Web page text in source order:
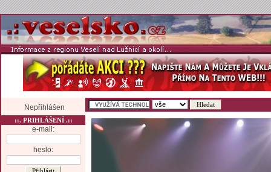
Nepřihlášen
::. PRIHLÁŠENÍ .::
e-mail:
heslo: